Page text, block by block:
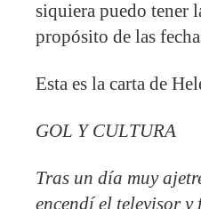
siquiera puedo tener
propósito de las
Esta es la carta de
GOL Y CULTURA
Tras un día muy
encendí el televisor